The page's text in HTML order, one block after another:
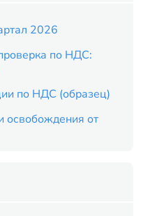
2026
по НДС:
по НДС (образец)
освобождения от